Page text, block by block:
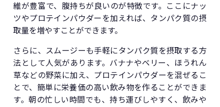
維が豊富で、腹持ちが良いのが特徴です。ここにナッ
ツやプロテインパウダーを加えれば、タンパク質の摂
取量を増やすことができます。
さらに、スムージーも手軽にタンパク質を摂取する方
法として人気があります。バナナやベリー、ほうれん
草などの野菜に加え、プロテインパウダーを混ぜるこ
とで、簡単に栄養価の高い飲み物を作ることができま
す。朝の忙しい時間でも、持ち運びしやすく、飲みや